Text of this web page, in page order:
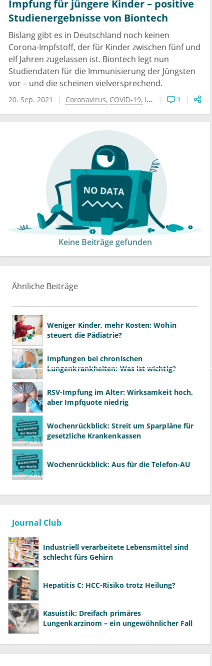
Impfung für jüngere Kinder – positive
Studienergebnisse von Biontech
Bislang gibt es in Deutschland noch keinen
Corona-Impfstoff, der für Kinder zwischen fünf und
elf Jahren zugelassen ist. Biontech legt nun
Studiendaten für die Immunisierung der Jüngsten
vor – und die scheinen vielversprechend.
20. Sep. 2021 Coronavirus COVID-19 Impfung 1
Keine Beiträge gefunden
Ähnliche Beiträge
Weniger Kinder, mehr Kosten: Wohin
steuert die Pädiatrie?
Impfungen bei chronischen
Lungenkrankheiten: Was ist wichtig?
RSV-Impfung im Alter: Wirksamkeit hoch,
aber Impfquote niedrig
Wochenrückblick: Streit um Sparpläne für
gesetzliche Krankenkassen
Wochenrückblick: Aus für die Telefon-AU
Journal Club
Industriell verarbeitete Lebensmittel sind
schlecht fürs Gehirn
Hepatitis C: HCC-Risiko trotz Heilung?
Kasuistik: Dreifach primäres
Lungenkarzinom – ein ungewöhnlicher Fall